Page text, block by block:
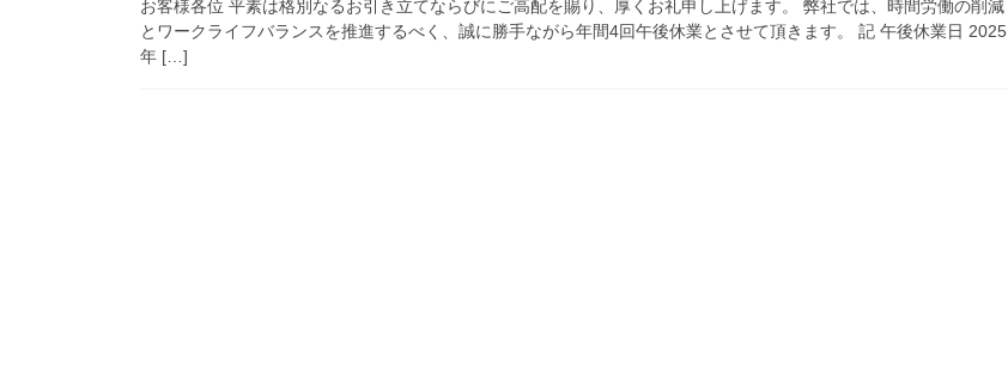
お客様各位 平素は格別なるお引き立てならびにご高配を賜り、厚くお礼申し上げます。 弊社では、時間労働の削減
とワークライフバランスを推進するべく、誠に勝手ながら年間4回午後休業とさせて頂きます。 記 午後休業日 2025
年 […]